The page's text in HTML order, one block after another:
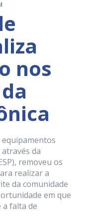
nos
da
removeu os
realizar a
da comunidade
em que
falta de